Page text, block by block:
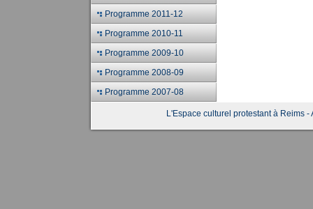
Programme 2011-12
Programme 2010-11
Programme 2009-10
Programme 2008-09
Programme 2007-08
L'Espace culturel protestant à Reims